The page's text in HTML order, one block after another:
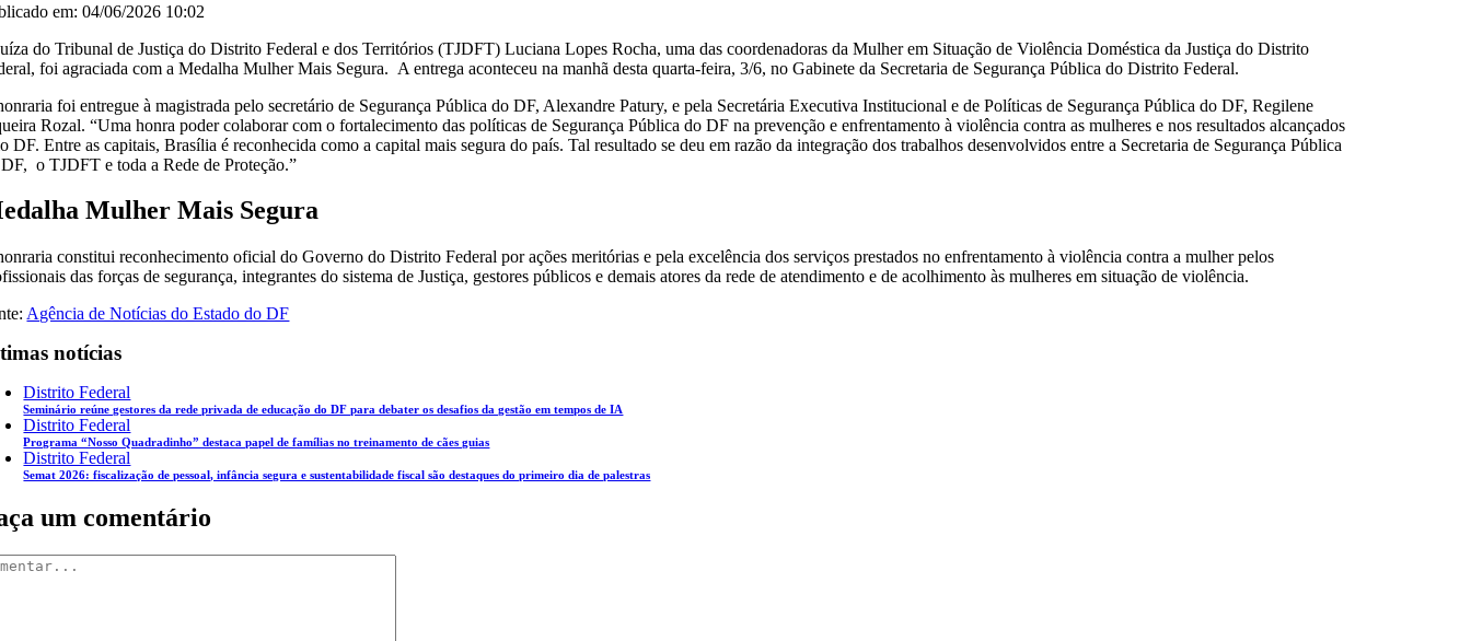
em: 04/06/2026 10:02
do Tribunal de Justiça do Distrito Federal e dos Territórios (TJDFT) Luciana Lopes Rocha, uma das coordenadoras da Mulher em Situação de Violência Doméstica da Justiça do Distrito
foi agraciada com a Medalha Mulher Mais Segura. A entrega aconteceu na manhã desta quarta-feira, 3/6, no Gabinete da Secretaria de Segurança Pública do Distrito Federal.
foi entregue à magistrada pelo secretário de Segurança Pública do DF, Alexandre Patury, e pela Secretária Executiva Institucional e de Políticas de Segurança Pública do DF, Regilene
Rozal. “Uma honra poder colaborar com o fortalecimento das políticas de Segurança Pública do DF na prevenção e enfrentamento à violência contra as mulheres e nos resultados alcançados
DF. Entre as capitais, Brasília é reconhecida como a capital mais segura do país. Tal resultado se deu em razão da integração dos trabalhos desenvolvidos entre a Secretaria de Segurança Pública
o TJDFT e toda a Rede de Proteção.”
Mulher Mais Segura
constitui reconhecimento oficial do Governo do Distrito Federal por ações meritórias e pela excelência dos serviços prestados no enfrentamento à violência contra a mulher pelos
das forças de segurança, integrantes do sistema de Justiça, gestores públicos e demais atores da rede de atendimento e de acolhimento às mulheres em situação de violência.
Agência de Notícias do Estado do DF
notícias
Distrito Federal
Seminário reúne gestores da rede privada de educação do DF para debater os desafios da gestão em tempos de IA
Distrito Federal
Programa “Nosso Quadradinho” destaca papel de famílias no treinamento de cães guias
Distrito Federal
Semat 2026: fiscalização de pessoal, infância segura e sustentabilidade fiscal são destaques do primeiro dia de palestras
um comentário